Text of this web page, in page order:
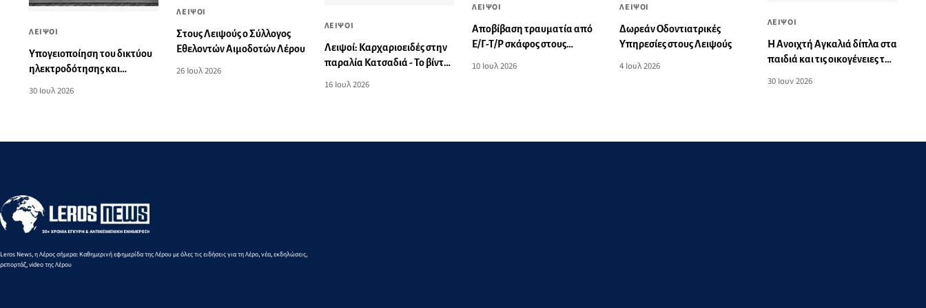
ΛΕΙΨΟΙ
Yπογειοποίηση του δικτύου
ηλεκτροδότησης και
30 Ιουλ 2026
ΛΕΙΨΟΙ
Στους Λειψούς ο Σύλλογος
Εθελοντών Αιμοδοτών Λέρου
26 Ιουλ 2026
ΛΕΙΨΟΙ
Λειψοί: Καρχαριοειδές στην
παραλία Κατσαδιά - Το βίντεο
16 Ιουλ 2026
ΛΕΙΨΟΙ
Αποβίβαση τραυματία από
Ε/Γ-Τ/Ρ σκάφος στους
10 Ιουλ 2026
ΛΕΙΨΟΙ
Δωρεάν Οδοντιατρικές
Υπηρεσίες στους Λειψούς
4 Ιουλ 2026
ΛΕΙΨΟΙ
Η Ανοιχτή Αγκαλιά δίπλα στα
παιδιά και τις οικογένειες των
30 Ιουν 2026
Leros News, η Λέρος σήμερα: Καθημερινή εφημερίδα της Λέρου με όλες τις ειδήσεις για τη Λέρο, νέα, εκδηλώσεις,
ρεπορτάζ, video της Λέρου